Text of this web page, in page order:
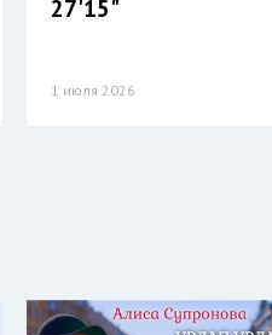
27'15"
1 июля 2026